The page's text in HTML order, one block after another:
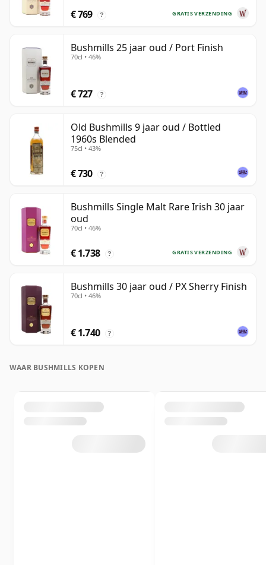
GRATIS VERZENDING
€ 769 ?
Bushmills 25 jaar oud / Port Finish
70cl • 46%
€ 727 ?
Old Bushmills 9 jaar oud / Bottled
1960s Blended
75cl • 43%
€ 730 ?
Bushmills Single Malt Rare Irish 30 jaar
oud
70cl • 46%
GRATIS VERZENDING
€ 1.738 ?
Bushmills 30 jaar oud / PX Sherry Finish
70cl • 46%
€ 1.740 ?
WAAR BUSHMILLS KOPEN